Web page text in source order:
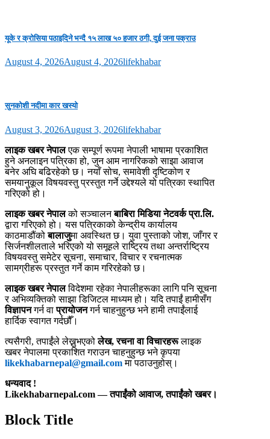
यूके र क्रोसिया पठाइदिने भन्दै १५ लाख ५० हजार ठगी, दुई जना पक्राउ
August 4, 2026August 4, 2026lifekhabar
सुनकोशी नदीमा कार खस्यो
August 3, 2026August 3, 2026lifekhabar
लाइक खबर नेपालएक सम्पूर्ण रूपमा नेपाली भाषामा प्रकाशित
हुने अनलाइन पत्रिका हो, जुन आम नागरिकको साझा आवाज
बनेर अघि बढिरहेको छ। नयाँ सोच, समावेशी दृष्टिकोण र
समयानुकूल विषयवस्तु प्रस्तुत गर्ने उद्देश्यले यो पत्रिका स्थापित
गरिएको हो।
लाइक खबर नेपालको सञ्चालनबाबिरा मिडिया नेटवर्क प्रा.लि.
द्वारा गरिएको हो। यस पत्रिकाको केन्द्रीय कार्यालय
काठमाडौंकोबालाजुमा अवस्थित छ। युवा पुस्ताको जोश, जाँगर र
सिर्जनशीलताले भरिएको यो समूहले राष्ट्रिय तथा अन्तर्राष्ट्रिय
विषयवस्तु समेटेर सूचना, समाचार, विचार र रचनात्मक
सामग्रीहरू प्रस्तुत गर्ने काम गरिरहेको छ।
लाइक खबर नेपालविदेशमा रहेका नेपालीहरूका लागि पनि सूचना
र अभिव्यक्तिको साझा डिजिटल माध्यम हो। यदि तपाईं हामीसँग
विज्ञापनगर्न वाप्रायोजनगर्न चाहनुहुन्छ भने हामी तपाईंलाई
हार्दिक स्वागत गर्दछौँ।
त्यसैगरी, तपाईंले लेख्नुभएकोलेख, रचना वा विचारहरूलाइक
खबर नेपालमा प्रकाशित गराउन चाहनुहुन्छ भने कृपया
likekhabarnepal@gmail.comमा पठाउनुहोस्।
धन्यवाद !
Likekhabarnepal.com — तपाईंको आवाज, तपाईंको खबर।
Block Title